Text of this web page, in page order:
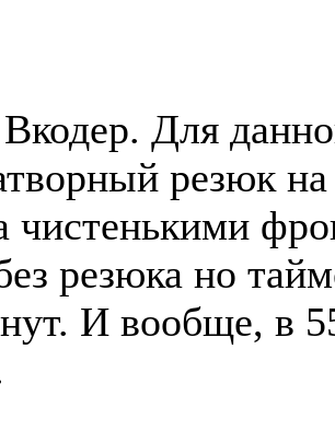
Для
резюк
чистенькими
резюка но
И вообще, в